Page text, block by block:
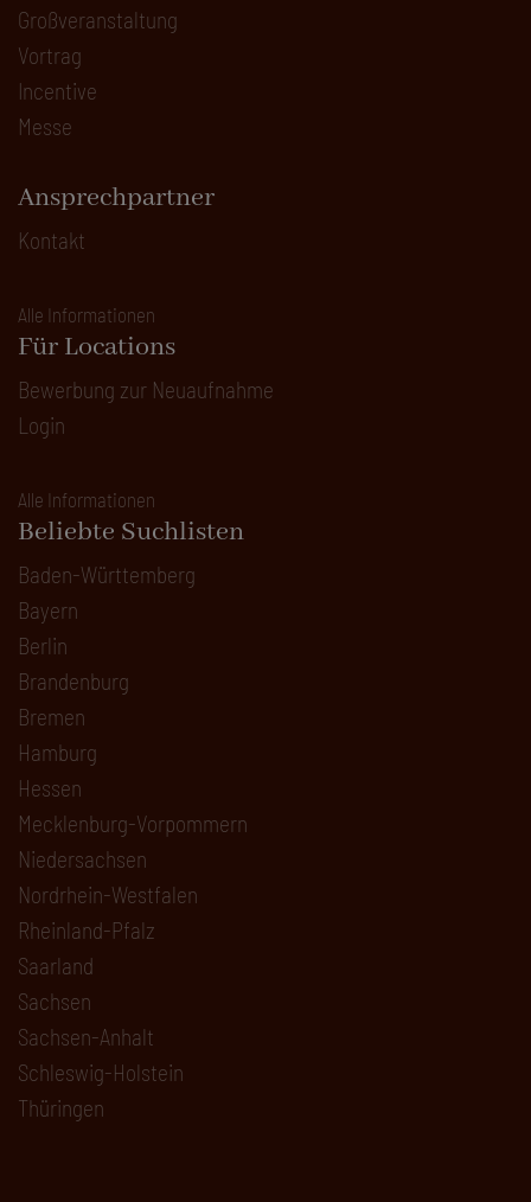
Großveranstaltung
Vortrag
Incentive
Messe
Ansprechpartner
Kontakt
Alle Informationen
Für Locations
Bewerbung zur Neuaufnahme
Login
Alle Informationen
Beliebte Suchlisten
Baden-Württemberg
Bayern
Berlin
Brandenburg
Bremen
Hamburg
Hessen
Mecklenburg-Vorpommern
Niedersachsen
Nordrhein-Westfalen
Rheinland-Pfalz
Saarland
Sachsen
Sachsen-Anhalt
Schleswig-Holstein
Thüringen